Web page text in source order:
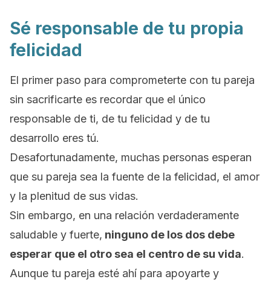
Sé responsable de tu propia
felicidad
El primer paso para comprometerte con tu pareja
sin sacrificarte es recordar que el único
responsable de ti, de tu felicidad y de tu
desarrollo eres tú.
Desafortunadamente, muchas personas esperan
que su pareja sea la fuente de la felicidad, el amor
y la plenitud de sus vidas.
Sin embargo, en una relación verdaderamente
saludable y fuerte, ninguno de los dos debe
esperar que el otro sea el centro de su vida.
Aunque tu pareja esté ahí para apoyarte y